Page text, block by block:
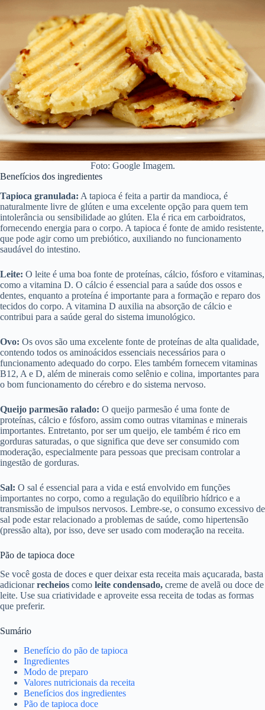
Foto: Google Imagem.
Benefícios dos ingredientes
Tapioca granulada: A tapioca é feita a partir da mandioca, é
naturalmente livre de glúten e uma excelente opção para quem tem
intolerância ou sensibilidade ao glúten. Ela é rica em carboidratos,
fornecendo energia para o corpo. A tapioca é fonte de amido resistente,
que pode agir como um prebiótico, auxiliando no funcionamento
saudável do intestino.
Leite: O leite é uma boa fonte de proteínas, cálcio, fósforo e vitaminas,
como a vitamina D. O cálcio é essencial para a saúde dos ossos e
dentes, enquanto a proteína é importante para a formação e reparo dos
tecidos do corpo. A vitamina D auxilia na absorção de cálcio e
contribui para a saúde geral do sistema imunológico.
Ovo: Os ovos são uma excelente fonte de proteínas de alta qualidade,
contendo todos os aminoácidos essenciais necessários para o
funcionamento adequado do corpo. Eles também fornecem vitaminas
B12, A e D, além de minerais como selênio e colina, importantes para
o bom funcionamento do cérebro e do sistema nervoso.
Queijo parmesão ralado: O queijo parmesão é uma fonte de
proteínas, cálcio e fósforo, assim como outras vitaminas e minerais
importantes. Entretanto, por ser um queijo, ele também é rico em
gorduras saturadas, o que significa que deve ser consumido com
moderação, especialmente para pessoas que precisam controlar a
ingestão de gorduras.
Sal: O sal é essencial para a vida e está envolvido em funções
importantes no corpo, como a regulação do equilíbrio hídrico e a
transmissão de impulsos nervosos. Lembre-se, o consumo excessivo de
sal pode estar relacionado a problemas de saúde, como hipertensão
(pressão alta), por isso, deve ser usado com moderação na receita.
Pão de tapioca doce
Se você gosta de doces e quer deixar esta receita mais açucarada, basta
adicionarrecheios como leite condensado, creme de avelã ou doce de
leite. Use sua criatividade e aproveite essa receita de todas as formas
que preferir.
Sumário
Benefício do pão de tapioca
Ingredientes
Modo de preparo
Valores nutricionais da receita
Benefícios dos ingredientes
Pão de tapioca doce